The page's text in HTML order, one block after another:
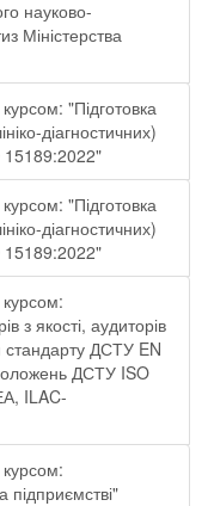
науково-
Міністерства
"Підготовка
діагностичних)
15189:2022"
"Підготовка
діагностичних)
15189:2022"
з якості, аудиторів
стандарту ДСТУ EN
ДСТУ ISO
ILAC-
підприємстві"